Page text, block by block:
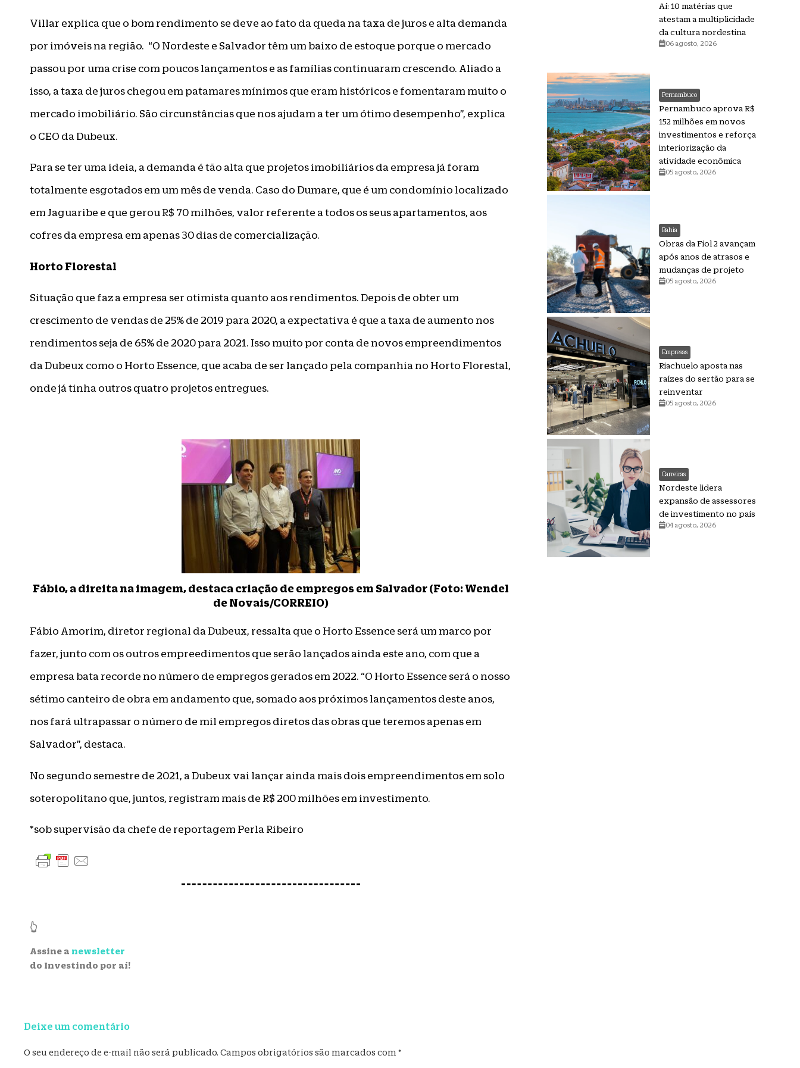
Villar explica que o bom rendimento se deve ao fato da queda na taxa de juros e alta demanda
por imóveis na região. “O Nordeste e Salvador têm um baixo de estoque porque o mercado
passou por uma crise com poucos lançamentos e as famílias continuaram crescendo. Aliado a
isso, a taxa de juros chegou em patamares mínimos que eram históricos e fomentaram muito o
mercado imobiliário. São circunstâncias que nos ajudam a ter um ótimo desempenho”, explica
o CEO da Dubeux.
Para se ter uma ideia, a demanda é tão alta que projetos imobiliários da empresa já foram
totalmente esgotados em um mês de venda. Caso do Dumare, que é um condomínio localizado
em Jaguaribe e que gerou R$ 70 milhões, valor referente a todos os seus apartamentos, aos
cofres da empresa em apenas 30 dias de comercialização.
Horto Florestal
Situação que faz a empresa ser otimista quanto aos rendimentos. Depois de obter um
crescimento de vendas de 25% de 2019 para 2020, a expectativa é que a taxa de aumento nos
rendimentos seja de 65% de 2020 para 2021. Isso muito por conta de novos empreendimentos
da Dubeux como o Horto Essence, que acaba de ser lançado pela companhia no Horto Florestal,
onde já tinha outros quatro projetos entregues.
Fábio, a direita na imagem, destaca criação de empregos em Salvador (Foto: Wendel
de Novais/CORREIO)
Fábio Amorim, diretor regional da Dubeux, ressalta que o Horto Essence será um marco por
fazer, junto com os outros empreedimentos que serão lançados ainda este ano, com que a
empresa bata recorde no número de empregos gerados em 2022. “O Horto Essence será o nosso
sétimo canteiro de obra em andamento que, somado aos próximos lançamentos deste anos,
nos fará ultrapassar o número de mil empregos diretos das obras que teremos apenas em
Salvador”, destaca.
No segundo semestre de 2021, a Dubeux vai lançar ainda mais dois empreendimentos em solo
soteropolitano que, juntos, registram mais de R$ 200 milhões em investimento.
*sob supervisão da chefe de reportagem Perla Ribeiro
👆
Assine a newsletter
do Investindo por aí!
Aí: 10 matérias que
atestam a multiplicidade
da cultura nordestina
06 agosto, 2026
Pernambuco
Pernambuco aprova R$
152 milhões em novos
investimentos e reforça
interiorização da
atividade econômica
05 agosto, 2026
Bahia
Obras da Fiol 2 avançam
após anos de atrasos e
mudanças de projeto
05 agosto, 2026
Empresas
Riachuelo aposta nas
raízes do sertão para se
reinventar
05 agosto, 2026
Carreiras
Nordeste lidera
expansão de assessores
de investimento no país
04 agosto, 2026
Deixe um comentário
O seu endereço de e-mail não será publicado. Campos obrigatórios são marcados com *